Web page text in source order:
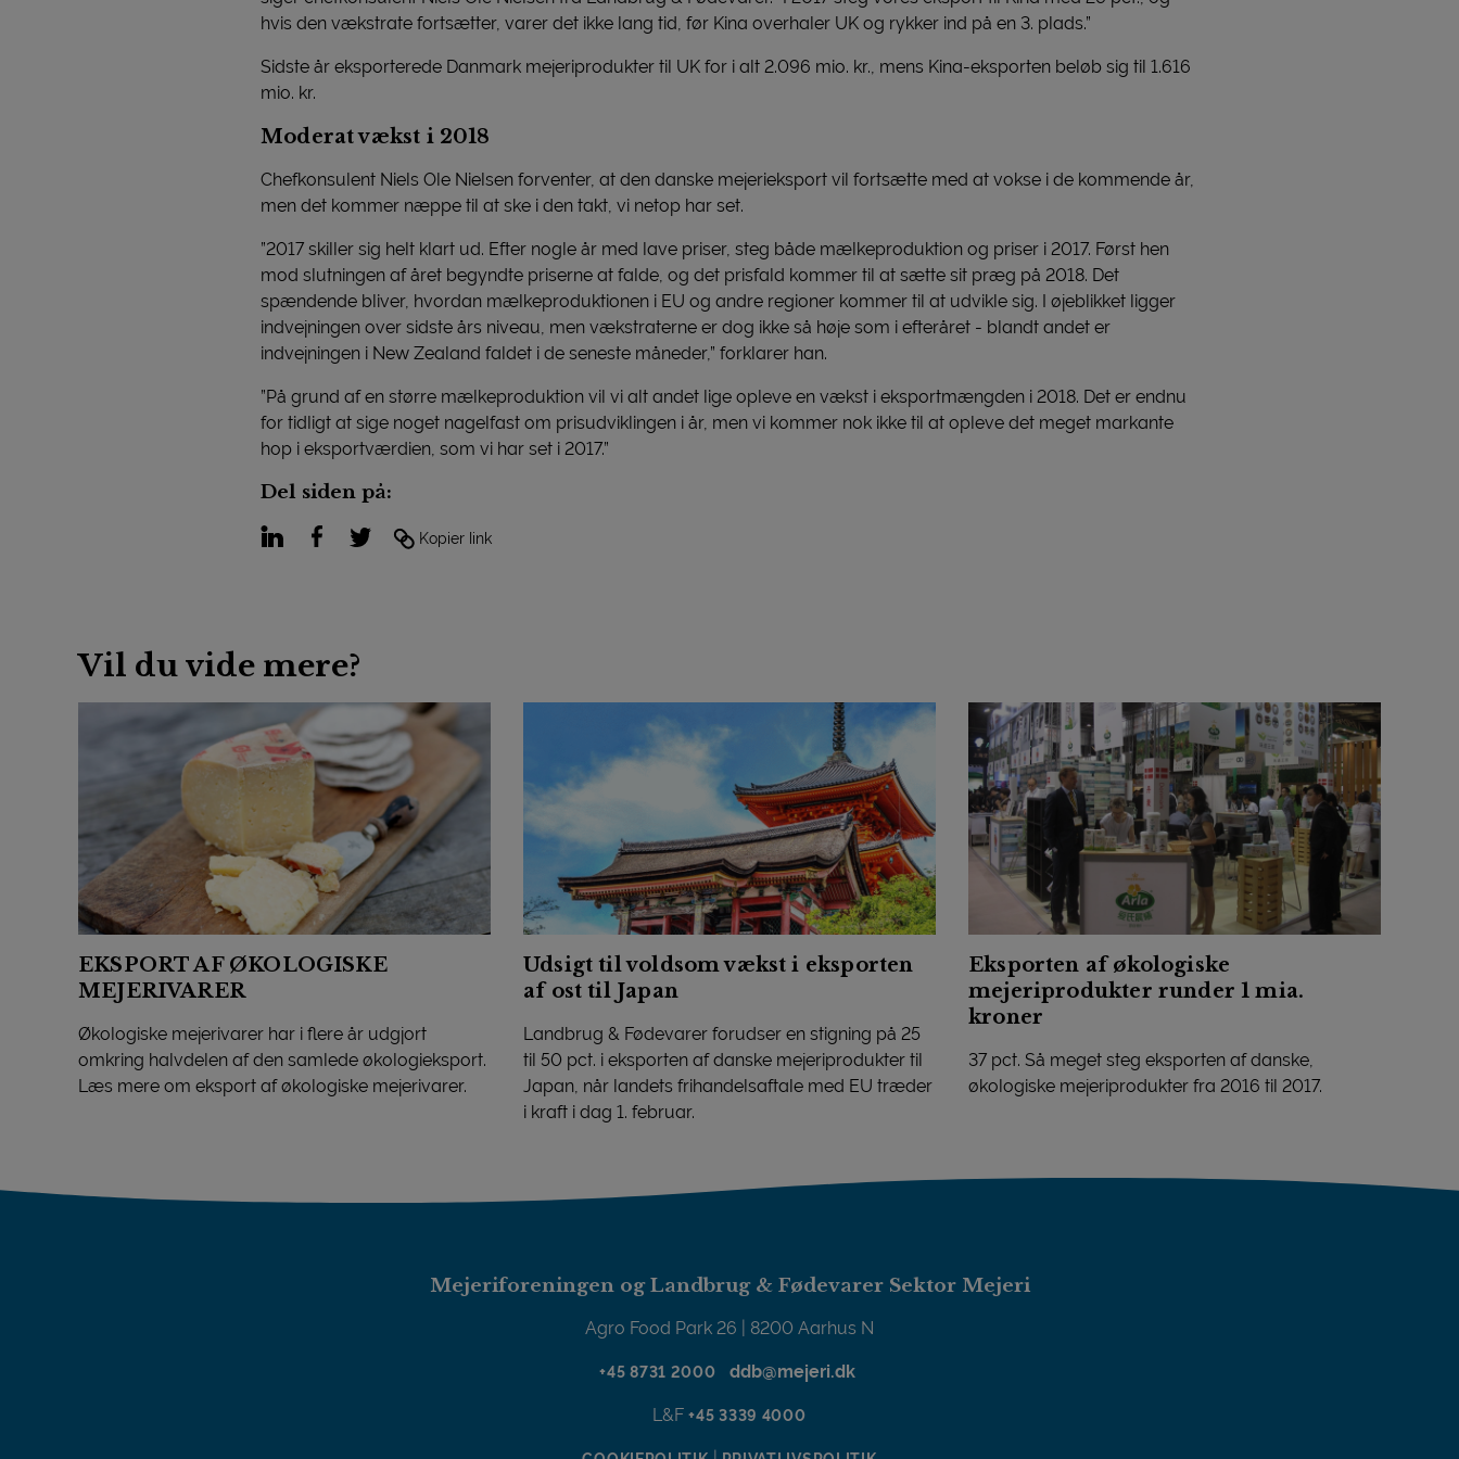
hvis den vækstrate fortsætter, varer det ikke lang tid, før Kina overhaler UK og rykker ind på en 3. plads.”
Sidste år eksporterede Danmark mejeriprodukter til UK for i alt 2.096 mio. kr., mens Kina-eksporten beløb sig til 1.616
mio. kr.
Moderat vækst i 2018
Chefkonsulent Niels Ole Nielsen forventer, at den danske mejerieksport vil fortsætte med at vokse i de kommende år,
men det kommer næppe til at ske i den takt, vi netop har set.
”2017 skiller sig helt klart ud. Efter nogle år med lave priser, steg både mælkeproduktion og priser i 2017. Først hen
mod slutningen af året begyndte priserne at falde, og det prisfald kommer til at sætte sit præg på 2018. Det
spændende bliver, hvordan mælkeproduktionen i EU og andre regioner kommer til at udvikle sig. I øjeblikket ligger
indvejningen over sidste års niveau, men vækstraterne er dog ikke så høje som i efteråret - blandt andet er
indvejningen i New Zealand faldet i de seneste måneder,” forklarer han.
”På grund af en større mælkeproduktion vil vi alt andet lige opleve en vækst i eksportmængden i 2018. Det er endnu
for tidligt at sige noget nagelfast om prisudviklingen i år, men vi kommer nok ikke til at opleve det meget markante
hop i eksportværdien, som vi har set i 2017.”
Del siden på:
LinkedInFacebook
TwitterKopier link
Vil du vide mere?
EKSPORT AF ØKOLOGISKE
MEJERIVARER
Økologiske mejerivarer har i flere år udgjort
omkring halvdelen af den samlede økologieksport.
Læs mere om eksport af økologiske mejerivarer.
Udsigt til voldsom vækst i eksporten
af ost til Japan
Landbrug & Fødevarer forudser en stigning på 25
til 50 pct. i eksporten af danske mejeriprodukter til
Japan, når landets frihandelsaftale med EU træder
i kraft i dag 1. februar.
Eksporten af økologiske
mejeriprodukter runder 1 mia.
kroner
37 pct. Så meget steg eksporten af danske,
økologiske mejeriprodukter fra 2016 til 2017.
Mejeriforeningen og Landbrug & Fødevarer Sektor Mejeri
Agro Food Park 26 | 8200 Aarhus N
+45 8731 2000 ddb@mejeri.dk
L&F+45 3339 4000